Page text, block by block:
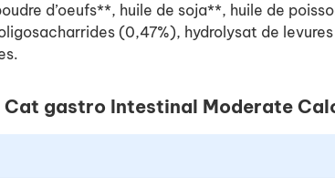
d’oeufs**, huile de soja**, huile de
(0,47%), hydrolysat de
Cat gastro Intestinal Moderate